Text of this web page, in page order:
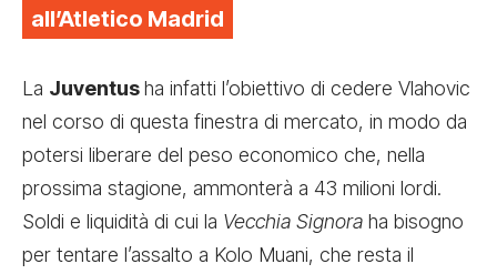
all’Atletico Madrid
La Juventusha infatti l’obiettivo di cedere Vlahovic
nel corso di questa finestra di mercato, in modo da
potersi liberare del peso economico che, nella
prossima stagione, ammonterà a 43 milioni lordi.
Soldi e liquidità di cui la Vecchia Signora ha bisogno
per tentare l’assalto a Kolo Muani, che resta il